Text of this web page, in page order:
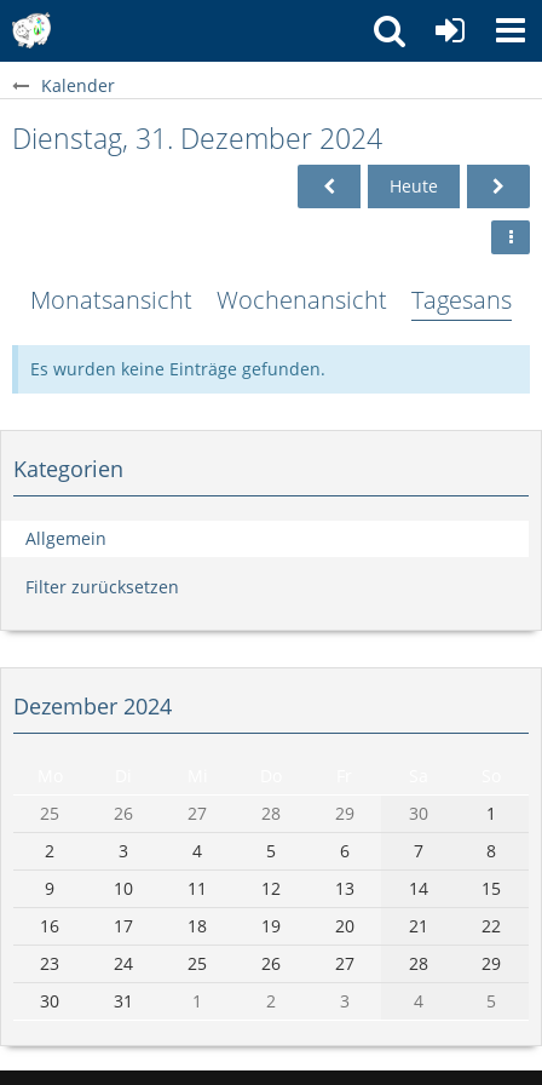
Kalender
Dienstag, 31. Dezember 2024
Heute
Monatsansicht Wochenansicht
Es wurden keine Einträge gefunden.
Kategorien
Allgemein
Filter zurücksetzen
Dezember 2024
25
26 27 28 29 30
1
2
3 4 5 6 7
8
9
10 11 12 13 14
15
16
17 18 19 20 21
22
23
24 25 26 27 28
29
30
31 1 2 3 4 5